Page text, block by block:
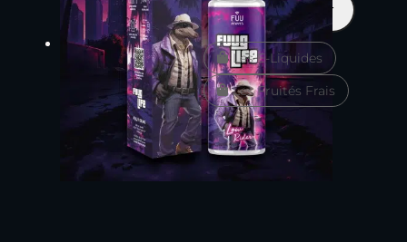
quantité
de
Low
Rider
50
ml
–
FuugLife
Ajouter au panier
Les E-Liquides
Les Fruités Frais